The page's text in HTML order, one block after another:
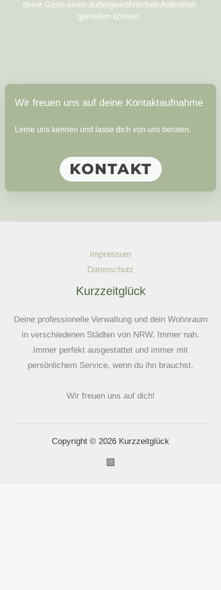
deine Gäste einen außergewöhnlichen Aufenthalt
genießen können.
Wir freuen uns auf deine Kontaktaufnahme
Lerne uns kennen und lasse dich von uns beraten.
KONTAKT
Impressum
Datenschutz
Kurzzeitglück
Deine professionelle Verwaltung und dein Wohnraum
in verschiedenen Städten von NRW. Immer nah.
Immer perfekt ausgestattet und immer mit
persönlichem Service, wenn du ihn brauchst.
Wir freuen uns auf dich!
Copyright © 2026 Kurzzeitglück